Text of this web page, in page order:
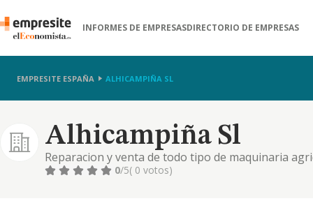
INFORMES DE EMPRESASDIRECTORIO DE EMPRESAS
EMPRESITE ESPAÑA ALHICAMPIÑA SL
Alhicampiña Sl
Reparacion y venta de todo tipo de maquinaria
fabricacion de carpinteria metalica y de aluminio.
0/5( 0 votos)